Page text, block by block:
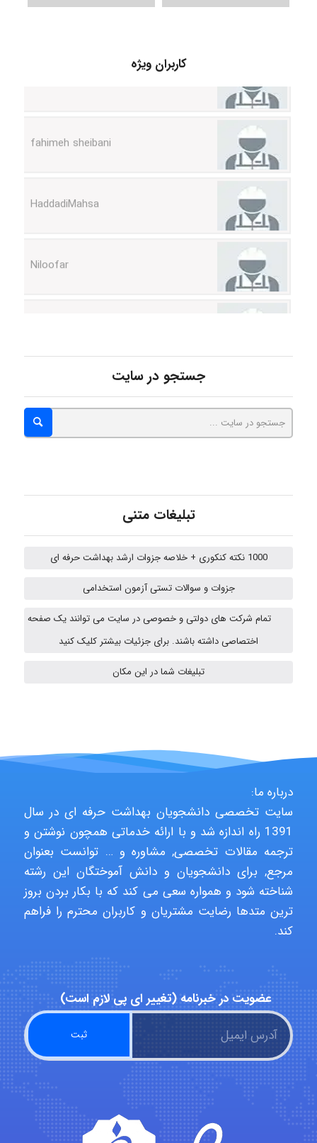
کاربران ویژه
malekf
abolfazlkoshehe
A.balandeh
Niloofar
USER124
malekf
abolfazlkoshehe
abolfazlkoshehe
جستجو در سایت
تبلیغات متنی
1000 نکته کنکوری + خلاصه جزوات ارشد بهداشت حرفه ای
جزوات و سوالات تستی آزمون استخدامی
تمام شرکت های دولتی و خصوصی در سایت می توانند یک صفحه
اختصاصی داشته باشند. برای جزئیات بیشتر کلیک کنید
تبلیغات شما در این مکان
درباره ما:
سایت تخصصی دانشجویان بهداشت حرفه ای در سال
1391 راه اندازه شد و با ارائه خدماتی همچون نوشتن و
ترجمه مقالات تخصصی, مشاوره و … توانست بعنوان
مرجع, برای دانشجویان و دانش آموختگان این رشته
شناخته شود و همواره سعی می کند که با بکار بردن بروز
ترین متدها رضایت مشتریان و کاربران محترم را فراهم
کند.
عضویت در خبرنامه (تغییر ای پی لازم است)